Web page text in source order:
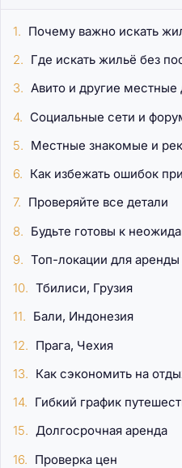
Почему важно искать
Где искать жильё без
Авито и другие местные
Социальные сети и
Местные знакомые и
Как избежать ошибок
Проверяйте все детали
Будьте готовы к
Топ-локации для
Тбилиси, Грузия
Бали, Индонезия
Прага, Чехия
Как сэкономить на
Гибкий график
Долгосрочная аренда
Проверка цен